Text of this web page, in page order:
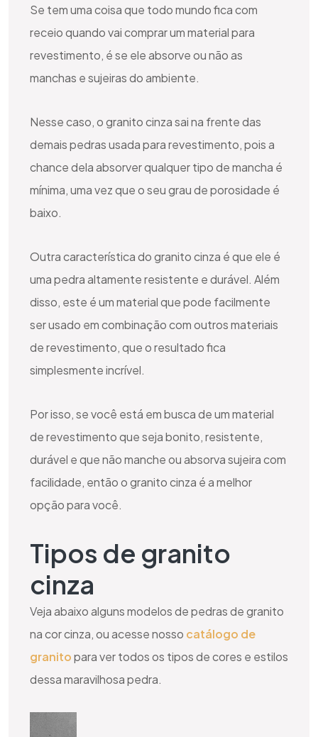
Se tem uma coisa que todo mundo fica com
receio quando vai comprar um material para
revestimento, é se ele absorve ou não as
manchas e sujeiras do ambiente.
Nesse caso, o granito cinza sai na frente das
demais pedras usada para revestimento, pois a
chance dela absorver qualquer tipo de mancha é
mínima, uma vez que o seu grau de porosidade é
baixo.
Outra característica do granito cinza é que ele é
uma pedra altamente resistente e durável. Além
disso, este é um material que pode facilmente
ser usado em combinação com outros materiais
de revestimento, que o resultado fica
simplesmente incrível.
Por isso, se você está em busca de um material
de revestimento que seja bonito, resistente,
durável e que não manche ou absorva sujeira com
facilidade, então o granito cinza é a melhor
opção para você.
Tipos de granito
cinza
Veja abaixo alguns modelos de pedras de granito
na cor cinza, ou acesse nosso catálogo de
granitopara ver todos os tipos de cores e estilos
dessa maravilhosa pedra.